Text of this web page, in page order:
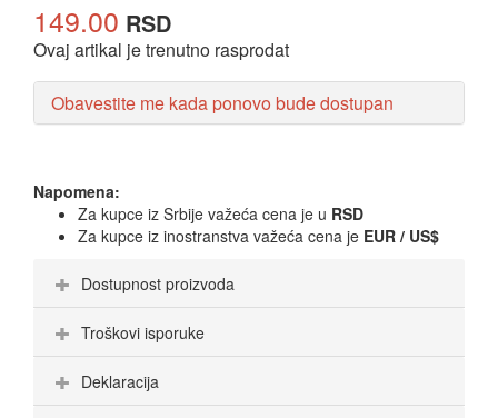
149.00 RSD
Ovaj artikal je trenutno rasprodat
Obavestite me kada ponovo bude dostupan
Napomena:
Za kupce iz Srbije važeća cena je u RSD
Za kupce iz inostranstva važeća cena je EUR / US$
Dostupnost proizvoda
Troškovi isporuke
Deklaracija